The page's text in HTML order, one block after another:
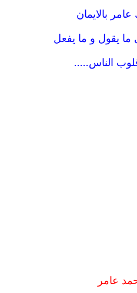
بالايمان
يقول و ما يفعل
الناس.....
عامر